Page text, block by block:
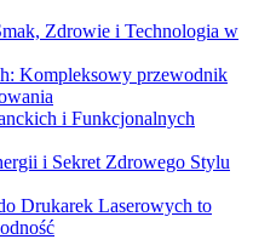
Zdrowie i Technologia w
Kompleksowy przewodnik
i Funkcjonalnych
i Sekret Zdrowego Stylu
Drukarek Laserowych to